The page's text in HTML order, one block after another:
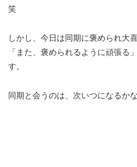
笑
しかし、今日は同期に褒められ大
「また、褒められるように頑張る
す。
同期と会うのは、次いつになるか